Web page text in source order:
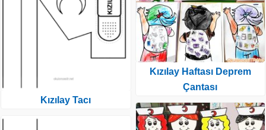
Kızılay Tacı
Kızılay Haftası Deprem
Çantası